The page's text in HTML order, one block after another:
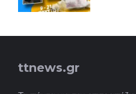
ttnews.gr